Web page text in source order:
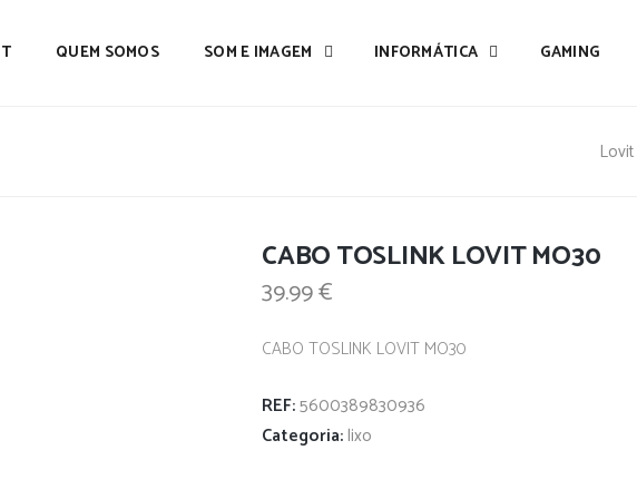
QUEM SOMOS SOM E IMAGEM INFORMÁTICA GAMING
Lovit
CABO TOSLINK LOVIT MO30
39.99€
CABO TOSLINK LOVIT MO30
REF:5600389830936
Categoria: lixo